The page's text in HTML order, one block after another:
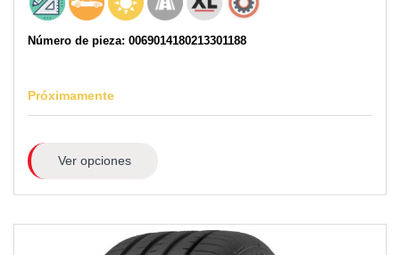
Número de pieza: 0069014180213301188
Próximamente
Ver opciones